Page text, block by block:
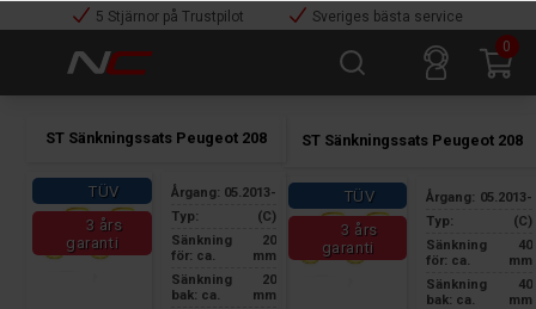
5 Stjärnor på Trustpilot
Sveriges bästa service
0
ST Sänkningssats Peugeot 208
TÜV
3 års
garanti
Årgang: 05.2013-
Typ:
(C)
Sänkning
för: ca.
20
mm
Sänkning
bak: ca.
20
mm
ST Sänkningssats Peugeot 208
TÜV
3 års
garanti
Årgang: 05.2013-
Typ:
(C)
Sänkning
för: ca.
40
mm
Sänkning
bak: ca.
40
mm